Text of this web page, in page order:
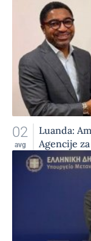
02
avg
Luanda:
Agencije